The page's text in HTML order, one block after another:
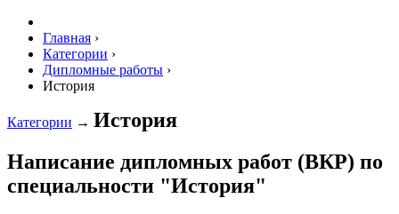
Главная ›
Категории ›
Дипломные работы ›
История
Категории → История
Написание дипломных работ (ВКР) по
специальности "История"